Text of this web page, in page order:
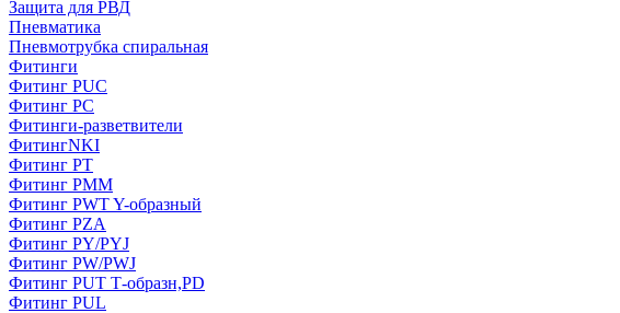
Защита для РВД
Пневматика
Пневмотрубка спиральная
Фитинги
Фитинг PUC
Фитинг PC
Фитинги-разветвители
ФитингNKI
Фитинг РТ
Фитинг РММ
Фитинг РWT Y-образный
Фитинг PZA
Фитинг PY/PYJ
Фитинг PW/PWJ
Фитинг PUT Т-образн,PD
Фитинг PUL